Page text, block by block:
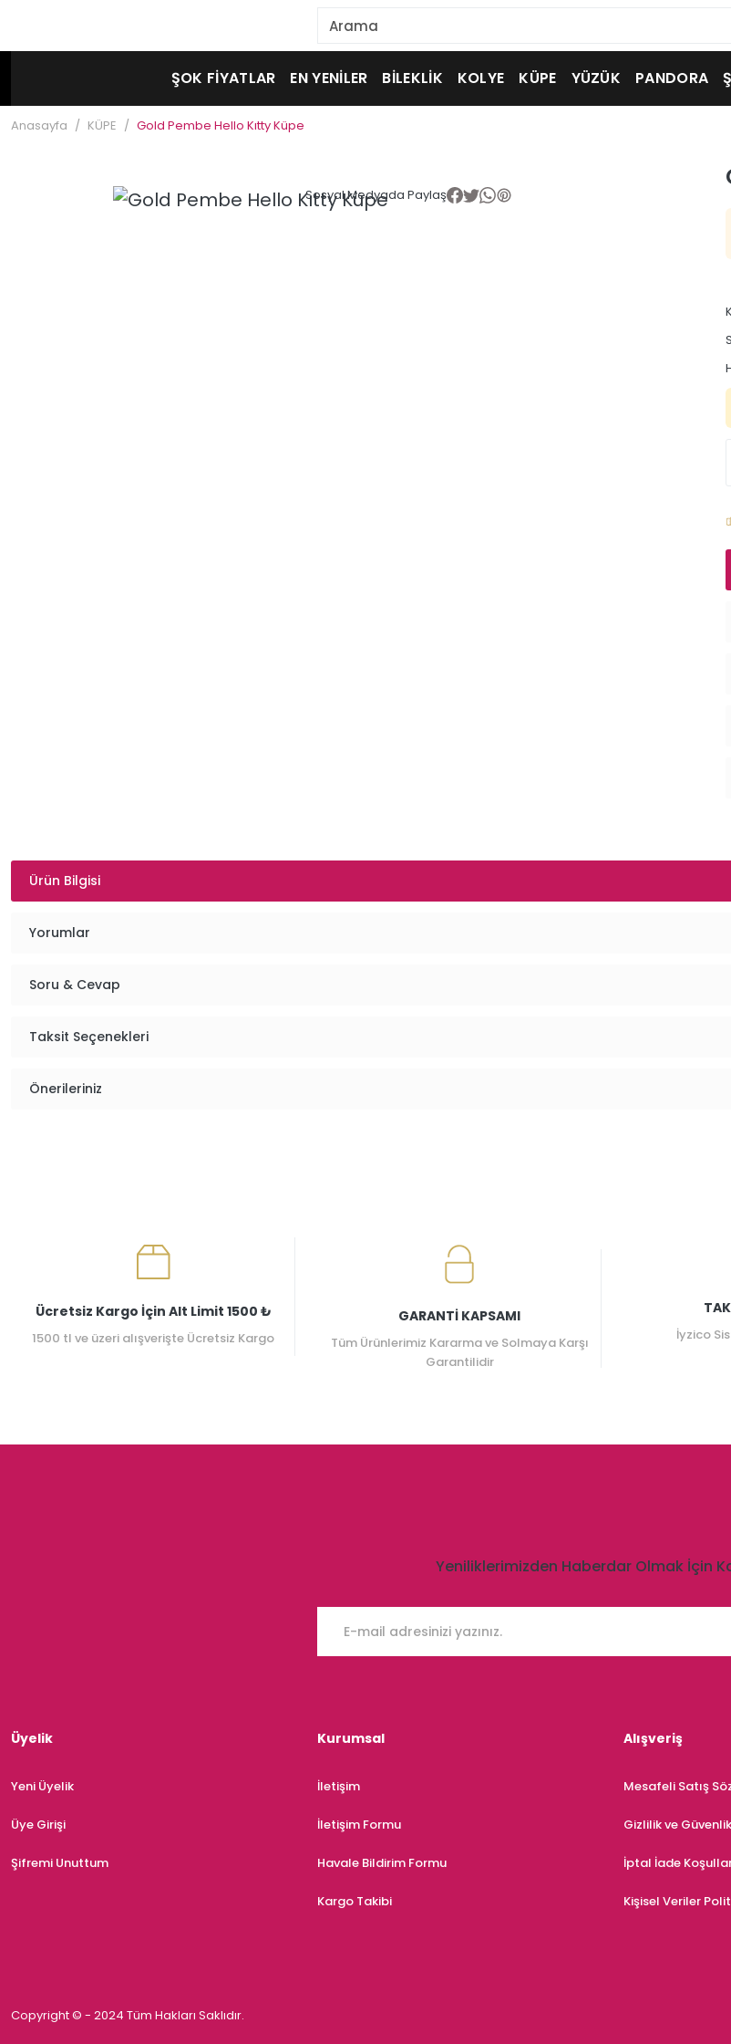
ŞOK FİYATLAR EN YENİLER BİLEKLİK KOLYE KÜPE YÜZÜK PANDORA
Anasayfa KÜPE Gold Pembe Hello Kıtty Küpe
Sosyal Medyada Paylaş
Ürün Bilgisi
Yorumlar
Soru & Cevap
Taksit Seçenekleri
Önerileriniz
Ücretsiz Kargo İçin Alt Limit 1500 ₺
1500 tl ve üzeri alışverişte Ücretsiz Kargo
GARANTİ KAPSAMI
Tüm Ürünlerimiz Kararma ve Solmaya Karşı
Garantilidir
İyzico
Yeniliklerimizden Haberdar Olmak İçin
Üyelik
Yeni Üyelik
Üye Girişi
Şifremi Unuttum
Kurumsal
İletişim
İletişim Formu
Havale Bildirim Formu
Kargo Takibi
Alışveriş
Mesafeli Satış
Gizlilik ve Güvenlik
İptal İade
Kişisel Veriler
Copyright © - 2024 Tüm Hakları Saklıdır.